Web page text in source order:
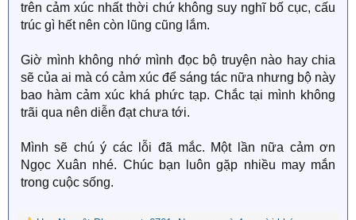
trên cảm xúc nhất thời chứ không suy nghĩ bố cục, cấu
trúc gì hết nên còn lũng cũng lắm.
Giờ mình không nhớ mình đọc bộ truyện nào hay chia
sẽ của ai mà có cảm xúc để sáng tác nữa nhưng bộ này
bao hàm cảm xúc khá phức tạp. Chắc tại mình không
trãi qua nên diễn đạt chưa tới.
Mình sẽ chú ý các lỗi đã mắc. Một lần nữa cảm ơn
Ngọc Xuân nhé. Chúc bạn luôn gặp nhiều may mắn
trong cuộc sống.